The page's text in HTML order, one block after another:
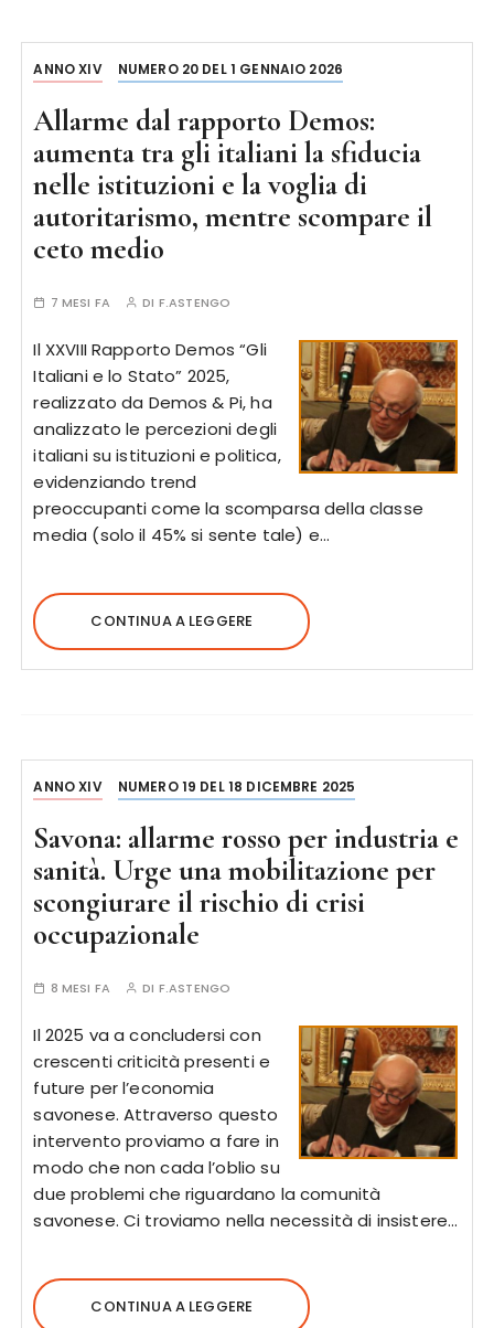
ANNO XIV NUMERO 20 DEL 1 GENNAIO 2026
Allarme dal rapporto Demos:
aumenta tra gli italiani la sfiducia
nelle istituzioni e la voglia di
autoritarismo, mentre scompare il
ceto medio
7 MESI FA DI F.ASTENGO
Il XXVIII Rapporto Demos “Gli
Italiani e lo Stato” 2025,
realizzato da Demos & Pi, ha
analizzato le percezioni degli
italiani su istituzioni e politica,
evidenziando trend
preoccupanti come la scomparsa della classe
media (solo il 45% si sente tale) e…
CONTINUA A LEGGERE
ANNO XIV NUMERO 19 DEL 18 DICEMBRE 2025
Savona: allarme rosso per industria e
sanità. Urge una mobilitazione per
scongiurare il rischio di crisi
occupazionale
8 MESI FA DI F.ASTENGO
Il 2025 va a concludersi con
crescenti criticità presenti e
future per l’economia
savonese. Attraverso questo
intervento proviamo a fare in
modo che non cada l’oblio su
due problemi che riguardano la comunità
savonese. Ci troviamo nella necessità di insistere…
CONTINUA A LEGGERE